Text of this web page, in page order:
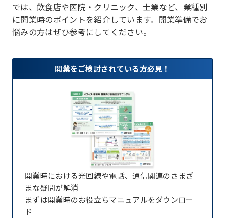
では、飲食店や医院・クリニック、士業など、業種別
に開業時のポイントを紹介しています。開業準備でお
悩みの方はぜひ参考にしてください。
開業をご検討されている方必見！
開業時における光回線や電話、通信関連のさまざ
まな疑問が解消
まずは開業時のお役立ちマニュアルをダウンロー
ド